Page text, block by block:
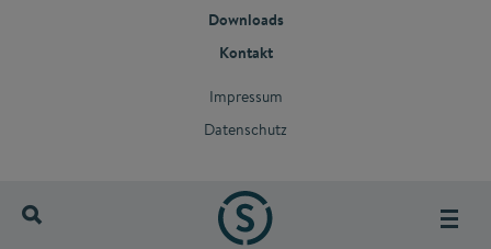
Downloads
Kontakt
Impressum
Datenschutz